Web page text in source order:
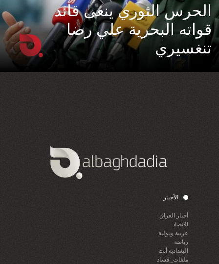
الحرس الثوري ينعى قائد
قواته البحرية علي رضا
تنغسيري
الأخبار
أخبار العراق
اقتصاد
عربية ودولية
رياضة
البغدادية أنت
ملفات_فساد